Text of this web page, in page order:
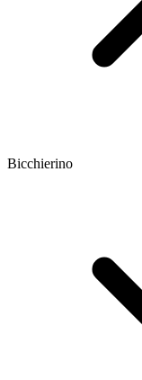
Bicchierino